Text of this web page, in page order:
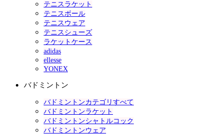
テニスラケット
テニスボール
テニスウェア
テニスシューズ
ラケットケース
adidas
ellesse
YONEX
バドミントン
バドミントンカテゴリすべて
バドミントンラケット
バドミントンシャトルコック
バドミントンウェア